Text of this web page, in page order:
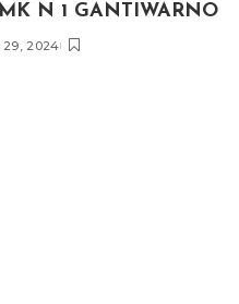
N 1 GANTIWARNO
29, 2024